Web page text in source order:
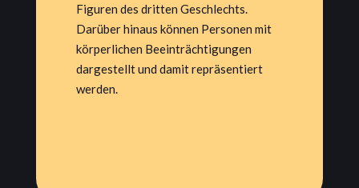
Figuren des dritten Geschlechts.
Darüber hinaus können Personen mit
körperlichen Beeinträchtigungen
dargestellt und damit repräsentiert
werden.